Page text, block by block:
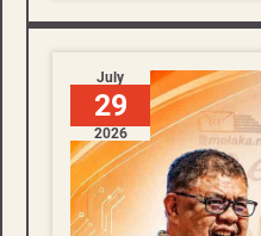
July
29
2026